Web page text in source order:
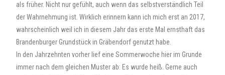
als früher. Nicht nur gefühlt, auch wenn das selbstverständlich Teil
der Wahrnehmung ist. Wirklich erinnern kann ich mich erst an 2017,
wahrscheinlich weil ich in diesem Jahr das erste Mal ernsthaft das
Brandenburger Grundstück in Gräbendorf genutzt habe.
In den Jahrzehnten vorher lief eine Sommerwoche hier im Grunde
immer nach dem gleichen Muster ab: Es wurde heiß. Gerne auch